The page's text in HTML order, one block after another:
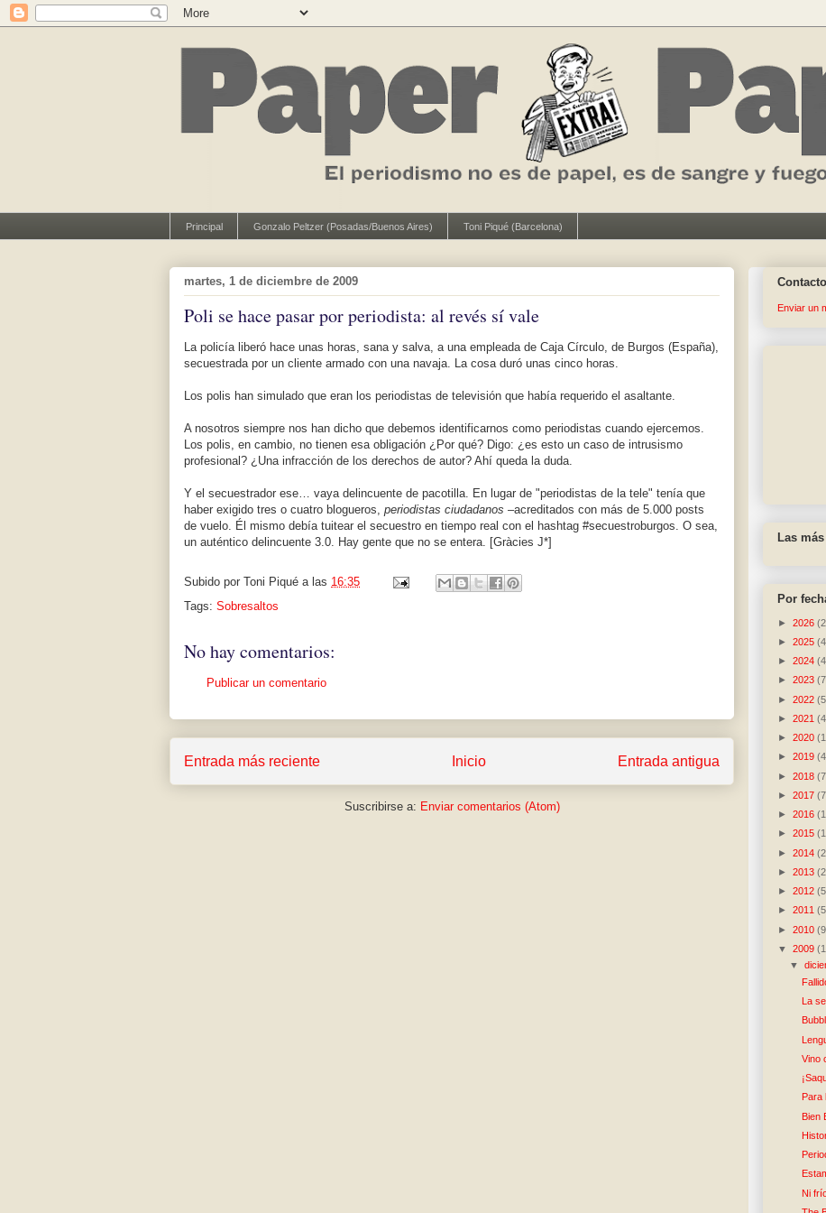
Principal Gonzalo Peltzer (Posadas/Buenos Aires) Toni Piqué (Barcelona)
martes, 1 de diciembre de 2009
Poli se hace pasar por periodista: al revés sí vale
La policía liberó hace unas horas, sana y salva, a una empleada de Caja Círculo, de Burgos (España),
secuestrada por un cliente armado con una navaja. La cosa duró unas cinco horas.
Los polis han simulado que eran los periodistas de televisión que había requerido el asaltante.
A nosotros siempre nos han dicho que debemos identificarnos como periodistas cuando ejercemos.
Los polis, en cambio, no tienen esa obligación ¿Por qué? Digo: ¿es esto un caso de intrusismo
profesional? ¿Una infracción de los derechos de autor? Ahí queda la duda.
Y el secuestrador ese… vaya delincuente de pacotilla. En lugar de "periodistas de la tele" tenía que
haber exigido tres o cuatro blogueros, periodistas ciudadanos –acreditados con más de 5.000 posts
de vuelo. Él mismo debía tuitear el secuestro en tiempo real con el hashtag #secuestroburgos. O sea,
un auténtico delincuente 3.0. Hay gente que no se entera. [Gràcies J*]
Subido por Toni Piqué a las 16:35
Tags: Sobresaltos
No hay comentarios:
Publicar un comentario
Entrada más reciente Entrada antigua
Inicio
Suscribirse a: Enviar comentarios (Atom)
Contacto
Enviar un
Las
Por
► 2026
► 2025
► 2024
► 2023
► 2022
► 2021
► 2020
► 2019
► 2018
► 2017
► 2016
► 2015
► 2014
► 2013
► 2012
► 2011
► 2010
▼ 2009
▼
La
Vino
Para
Bien
Ni